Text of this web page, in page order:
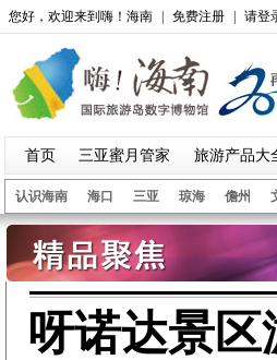
您好，欢迎来到嗨！海南 免费注册 请登
首页 三亚蜜月管家 旅游产品大
认识海南 海口 三亚 琼海 儋州
呀诺达景